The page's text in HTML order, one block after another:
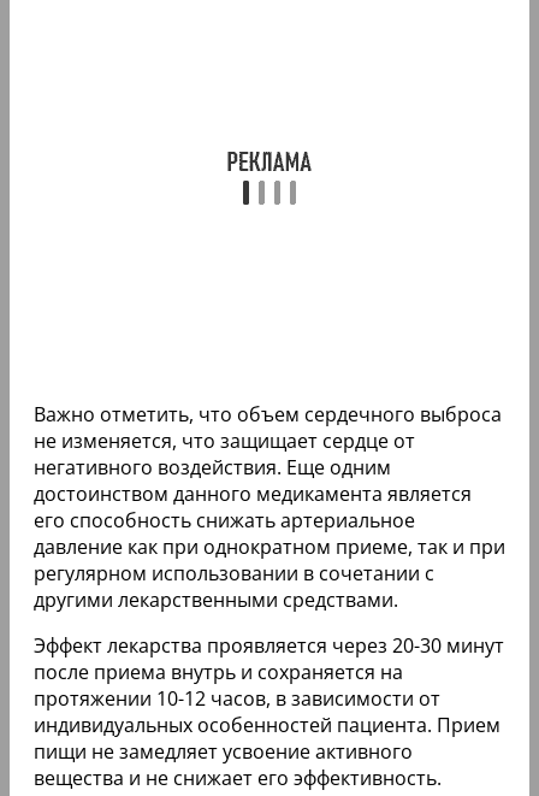
Важно отметить, что объем сердечного выброса
не изменяется, что защищает сердце от
негативного воздействия. Еще одним
достоинством данного медикамента является
его способность снижать артериальное
давление как при однократном приеме, так и при
регулярном использовании в сочетании с
другими лекарственными средствами.
Эффект лекарства проявляется через 20-30 минут
после приема внутрь и сохраняется на
протяжении 10-12 часов, в зависимости от
индивидуальных особенностей пациента. Прием
пищи не замедляет усвоение активного
вещества и не снижает его эффективность.